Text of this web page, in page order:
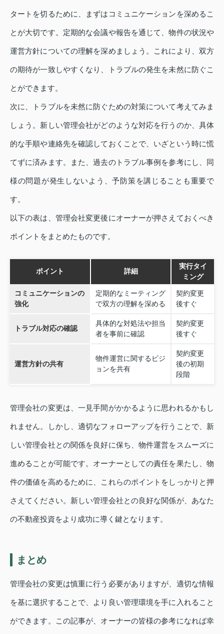
タートを切るために、まずはコミュニケーションを深めるこ
とが大切です。定期的な会議や報告を通じて、物件の状況や
運営方針についての理解を深めましょう。これにより、双方
の期待が一致しやすくなり、トラブルの発生を未然に防ぐこ
とができます。
次に、トラブルを未然に防ぐための対策について考えてみま
しょう。新しい管理会社がどのような対応を行うのか、具体
的な手順や連絡先を確認しておくことで、いざという時に慌
てずに済みます。また、過去のトラブル事例を参考にし、同
様の問題が発生しないよう、予防策を講じることも重要で
す。
以下の表は、管理会社変更後にオーナーが押さえておくべき
ポイントをまとめたものです。
ポイント 詳細
実行タイ
ミング
コミュニケーションの
強化
定期的なミーティング
で双方の理解を深める
契約変更
後すぐ
トラブル対応の確認
具体的な対処法や担当
者を事前に確認
契約変更
後すぐ
運営方針の共有
物件運営に関するビジ
ョンを共有
契約変更
後の初期
段階
管理会社の変更は、一見手間がかかるように思われるかもし
れません。しかし、適切なフォローアップを行うことで、新
しい管理会社との関係を良好に保ち、物件運営をスムーズに
進めることが可能です。オーナーとしての責任を果たし、物
件の価値を高めるために、これらのポイントをしっかりと押
さえてください。新しい管理会社との良好な関係が、あなた
の不動産投資をより成功に導く鍵となります。
まとめ
管理会社の変更は慎重に行う必要がありますが、適切な情報
を基に選択することで、より良い管理環境を手に入れること
ができます。この記事が、オーナーの皆様の参考になれば幸